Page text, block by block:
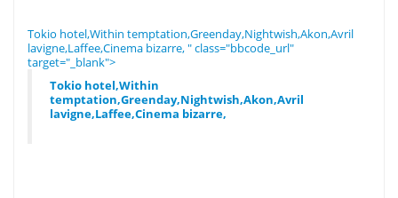
Tokio hotel,Within temptation,Greenday,Nightwish,Akon,Avril
lavigne,Laffee,Cinema bizarre, " class="bbcode_url"
target="_blank">
Tokio hotel,Within
temptation,Greenday,Nightwish,Akon,Avril
lavigne,Laffee,Cinema bizarre,